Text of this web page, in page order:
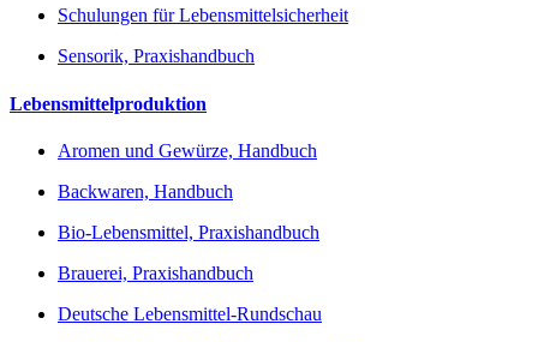
Schulungen für Lebensmittelsicherheit
Sensorik, Praxishandbuch
Lebensmittelproduktion
Aromen und Gewürze, Handbuch
Backwaren, Handbuch
Bio-Lebensmittel, Praxishandbuch
Brauerei, Praxishandbuch
Deutsche Lebensmittel-Rundschau